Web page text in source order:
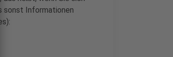
sonst Informationen